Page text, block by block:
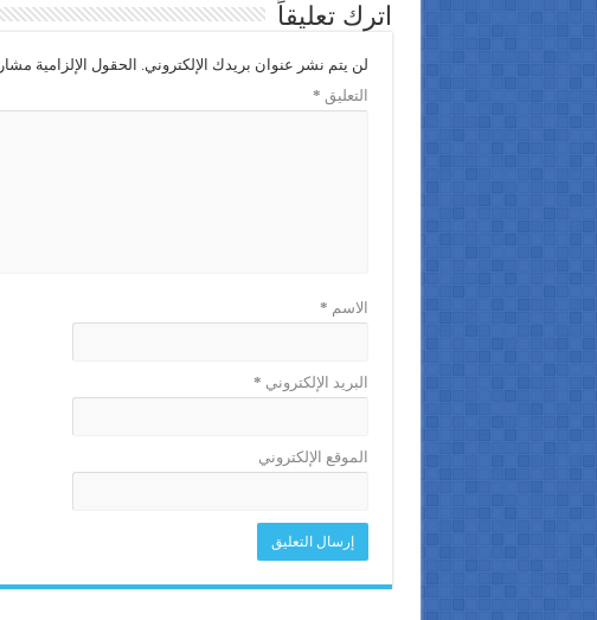
اترك تعليقاً
لن يتم نشر عنوان بريدك الإلكتروني. الحقول الإلزامية مشار
التعليق *
الاسم *
البريد الإلكتروني *
الموقع الإلكتروني